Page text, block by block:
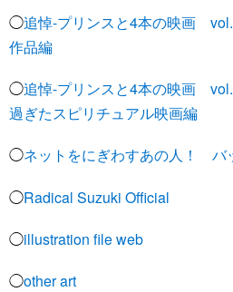
◯追悼-プリンスと4本の映画
作品編
◯追悼-プリンスと4本の映画
過ぎたスピリチュアル映画編
◯ネットをにぎわすあの人！ バ
◯Radical Suzuki Official
◯illustration file web
◯other art